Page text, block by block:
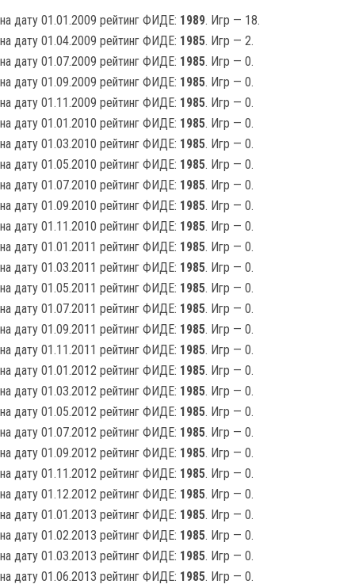
на дату 01.01.2009 рейтинг ФИДЕ: 1989. Игр — 18.
на дату 01.04.2009 рейтинг ФИДЕ: 1985. Игр — 2.
на дату 01.07.2009 рейтинг ФИДЕ: 1985. Игр — 0.
на дату 01.09.2009 рейтинг ФИДЕ: 1985. Игр — 0.
на дату 01.11.2009 рейтинг ФИДЕ: 1985. Игр — 0.
на дату 01.01.2010 рейтинг ФИДЕ: 1985. Игр — 0.
на дату 01.03.2010 рейтинг ФИДЕ: 1985. Игр — 0.
на дату 01.05.2010 рейтинг ФИДЕ: 1985. Игр — 0.
на дату 01.07.2010 рейтинг ФИДЕ: 1985. Игр — 0.
на дату 01.09.2010 рейтинг ФИДЕ: 1985. Игр — 0.
на дату 01.11.2010 рейтинг ФИДЕ: 1985. Игр — 0.
на дату 01.01.2011 рейтинг ФИДЕ: 1985. Игр — 0.
на дату 01.03.2011 рейтинг ФИДЕ: 1985. Игр — 0.
на дату 01.05.2011 рейтинг ФИДЕ: 1985. Игр — 0.
на дату 01.07.2011 рейтинг ФИДЕ: 1985. Игр — 0.
на дату 01.09.2011 рейтинг ФИДЕ: 1985. Игр — 0.
на дату 01.11.2011 рейтинг ФИДЕ: 1985. Игр — 0.
на дату 01.01.2012 рейтинг ФИДЕ: 1985. Игр — 0.
на дату 01.03.2012 рейтинг ФИДЕ: 1985. Игр — 0.
на дату 01.05.2012 рейтинг ФИДЕ: 1985. Игр — 0.
на дату 01.07.2012 рейтинг ФИДЕ: 1985. Игр — 0.
на дату 01.09.2012 рейтинг ФИДЕ: 1985. Игр — 0.
на дату 01.11.2012 рейтинг ФИДЕ: 1985. Игр — 0.
на дату 01.12.2012 рейтинг ФИДЕ: 1985. Игр — 0.
на дату 01.01.2013 рейтинг ФИДЕ: 1985. Игр — 0.
на дату 01.02.2013 рейтинг ФИДЕ: 1985. Игр — 0.
на дату 01.03.2013 рейтинг ФИДЕ: 1985. Игр — 0.
на дату 01.06.2013 рейтинг ФИДЕ: 1985. Игр — 0.